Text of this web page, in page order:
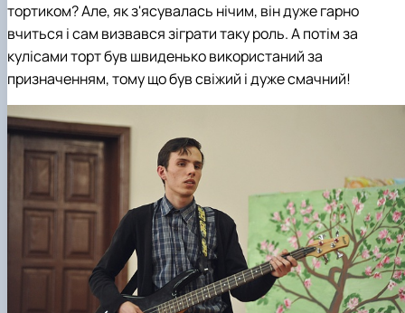
тортиком? Але, як з'ясувалась нічим, він дуже гарно
вчиться і сам визвався зіграти таку роль. А потім за
кулісами торт був швиденько використаний за
призначенням, тому що був свіжий і дуже смачний!